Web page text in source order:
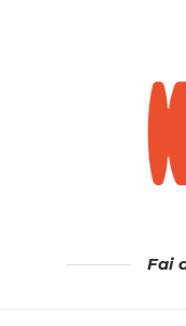
Fai